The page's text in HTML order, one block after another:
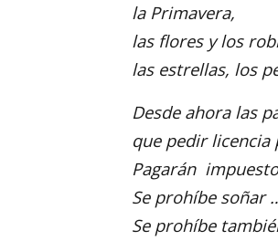
la Primavera,
las flores y los
las estrellas, los
Desde ahora las
que pedir licencia
Pagarán
Se prohíbe soñar
Se prohíbe